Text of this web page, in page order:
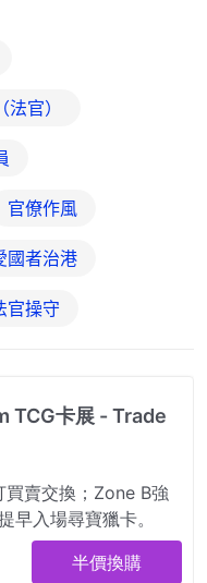
法官）
官僚作風
國者治港
官操守